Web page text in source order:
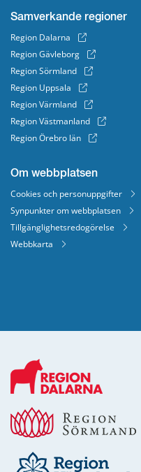
Samverkande regioner
Region Dalarna
Region Gävleborg
Region Sörmland
Region Uppsala
Region Värmland
Region Västmanland
Region Örebro län
Om webbplatsen
Cookies och personuppgifter
Synpunkter om webbplatsen
Tillgänglighetsredogörelse
Webbkarta